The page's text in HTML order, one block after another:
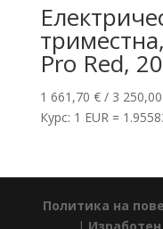
Pro Red,
1 661,70 €/ 3 250,00
Курс: 1 EUR =
Политика на
|